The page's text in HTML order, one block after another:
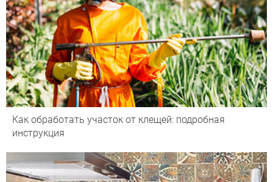
Как обработать участок от клещей: подробная
инструкция